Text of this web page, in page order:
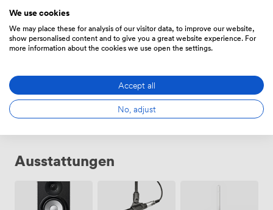
Preise
728.0000000000001/Tag
Ausstattungen
We use cookies
We may place these for analysis of our visitor data, to improve our website,
show personalised content and to give you a great website experience. For
more information about the cookies we use open the settings.
Accept all
No, adjust